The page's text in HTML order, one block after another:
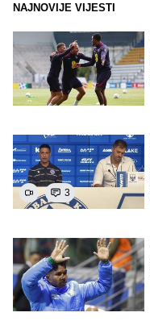
NAJNOVIJE VIJESTI
3